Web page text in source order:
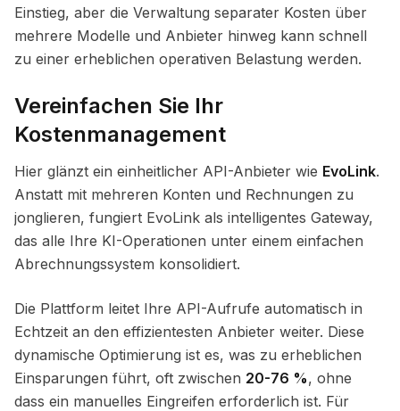
Einstieg, aber die Verwaltung separater Kosten über
mehrere Modelle und Anbieter hinweg kann schnell
zu einer erheblichen operativen Belastung werden.
Vereinfachen Sie Ihr
Kostenmanagement
Hier glänzt ein einheitlicher API-Anbieter wie EvoLink.
Anstatt mit mehreren Konten und Rechnungen zu
jonglieren, fungiert EvoLink als intelligentes Gateway,
das alle Ihre KI-Operationen unter einem einfachen
Abrechnungssystem konsolidiert.
Die Plattform leitet Ihre API-Aufrufe automatisch in
Echtzeit an den effizientesten Anbieter weiter. Diese
dynamische Optimierung ist es, was zu erheblichen
Einsparungen führt, oft zwischen 20-76 %, ohne
dass ein manuelles Eingreifen erforderlich ist. Für